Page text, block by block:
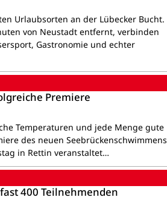
Urlaubsorten an der Lübecker Bucht.
von Neustadt entfernt, verbinden
Gastronomie und echter
Premiere
Temperaturen und jede Menge gute
des neuen Seebrückenschwimmens
in Rettin veranstaltet…
400 Teilnehmenden